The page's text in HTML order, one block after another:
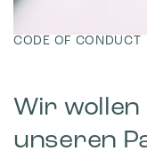
CODE OF CONDUCT
Wir wollen
unseren